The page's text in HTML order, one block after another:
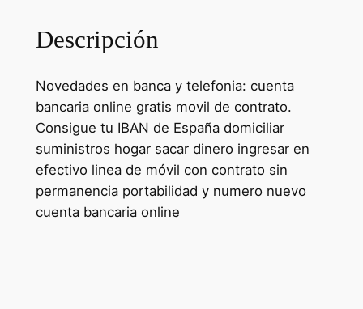
Descripción
Novedades en banca y telefonia: cuenta
bancaria online gratis movil de contrato.
Consigue tu IBAN de España domiciliar
suministros hogar sacar dinero ingresar en
efectivo linea de móvil con contrato sin
permanencia portabilidad y numero nuevo
cuenta bancaria online